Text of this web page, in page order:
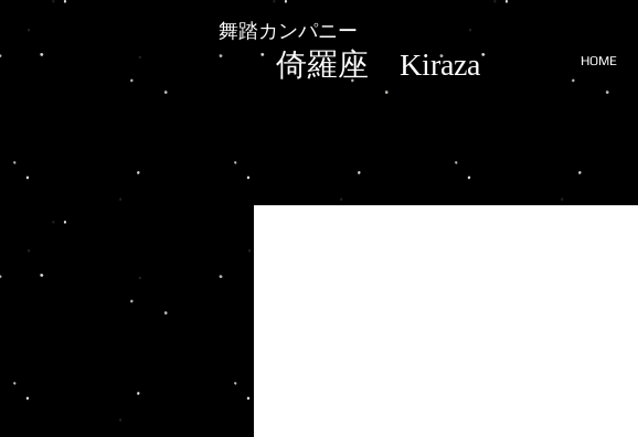
舞踏カンパニー
倚羅座 Kiraza HOME